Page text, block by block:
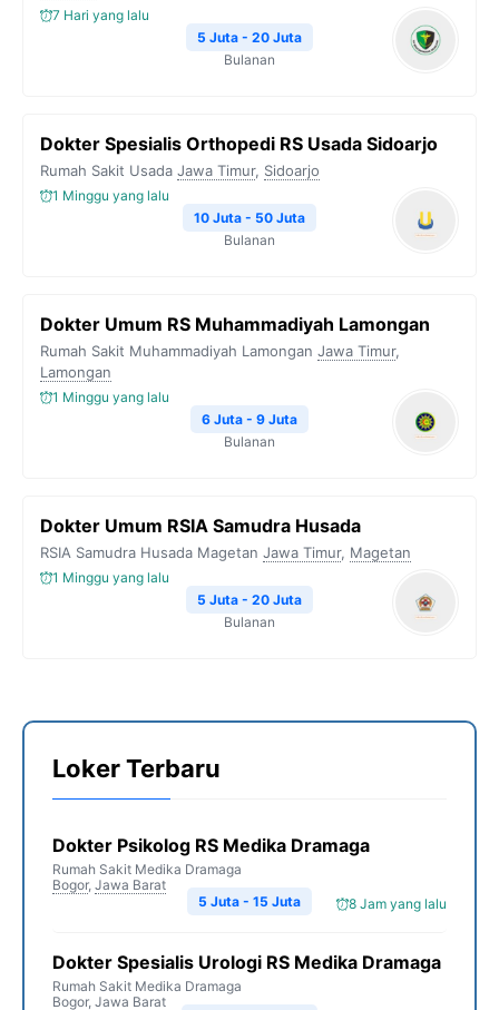
7 Hari yang lalu
5 Juta - 20 Juta
Bulanan
Dokter Spesialis Orthopedi RS Usada Sidoarjo
Rumah Sakit Usada Jawa Timur, Sidoarjo
1 Minggu yang lalu
10 Juta - 50 Juta
Bulanan
Dokter Umum RS Muhammadiyah Lamongan
Rumah Sakit Muhammadiyah Lamongan Jawa Timur,
Lamongan
1 Minggu yang lalu
6 Juta - 9 Juta
Bulanan
Dokter Umum RSIA Samudra Husada
RSIA Samudra Husada Magetan Jawa Timur, Magetan
1 Minggu yang lalu
5 Juta - 20 Juta
Bulanan
Loker Terbaru
Dokter Psikolog RS Medika Dramaga
Rumah Sakit Medika Dramaga
Bogor, Jawa Barat
8 Jam yang lalu
5 Juta - 15 Juta
Dokter Spesialis Urologi RS Medika Dramaga
Rumah Sakit Medika Dramaga
Bogor, Jawa Barat